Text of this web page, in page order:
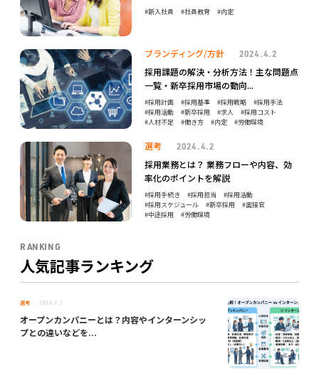
新入社員 社員教育 内定
ブランディング/方針 2024.4.2
採用課題の解決・分析方法！主な問題点
一覧・新卒採用市場の動向...
採用計画 採用基準 採用戦略
採用手法
採用活動
新卒採用 求人
採用コスト
人材不足
働き方 内定 労働環境
選考 2024.4.2
採用業務とは？ 業務フローや内容、効
率化のポイントを解説
採用手続き 採用担当
採用活動
採用スケジュール
新卒採用
面接官
中途採用
労働環境
RANKING
人気記事ランキング
選考 2026.6.2
オープンカンパニーとは？内容やインターンシッ
プとの違いなどを...